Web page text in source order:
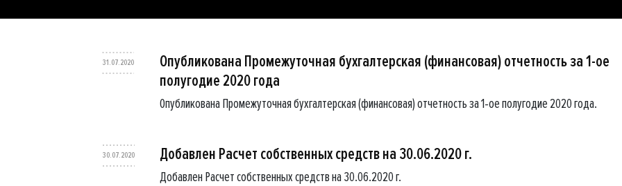
31.07.2020
Опубликована Промежуточная бухгалтерская (финансовая) отчетность за 1-ое
полугодие 2020 года
Опубликована Промежуточная бухгалтерская (финансовая) отчетность за 1-ое полугодие 2020 года.
30.07.2020 Добавлен Расчет собственных средств на 30.06.2020 г.
Добавлен Расчет собственных средств на 30.06.2020 г.